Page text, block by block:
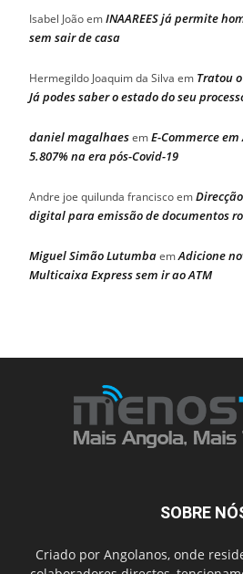
Isabel JoãoemINAAREES já permite
sem sair de casa
Hermegildo Joaquim da Silva em Tratou
Já podes saber o estado do seu
daniel magalhaesemE-Commerce
5.807% na era pós-Covid-19
Andre joe quilunda franciscoem
digital para emissão de documentos
Miguel Simão LutumbaemAdicione
Multicaixa Express sem ir ao ATM
SOBRE
Criado por Angolanos, onde